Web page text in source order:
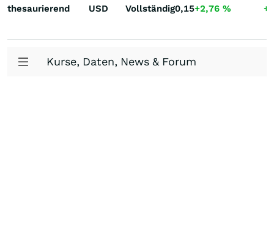
thesaurierend USD Vollständig0,15+2,76 %
Kurse, Daten, News & Forum